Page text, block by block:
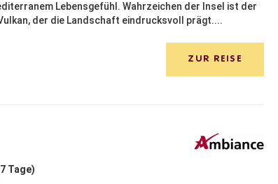
Lebensgefühl. Wahrzeichen der Insel ist der
der die Landschaft eindrucksvoll prägt....
ZUR REISE
Tage)